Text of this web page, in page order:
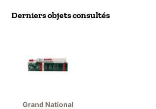
Derniers objets consultés
Grand National